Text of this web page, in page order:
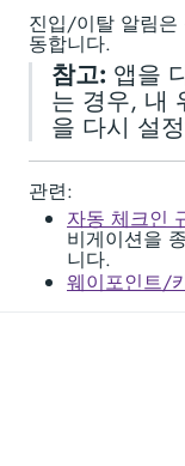
진입/이탈 알림은
동합니다.
참고: 앱을
는 경우, 내
을 다시 설
관련:
자동 체크인
비게이션을
니다.
웨이포인트/